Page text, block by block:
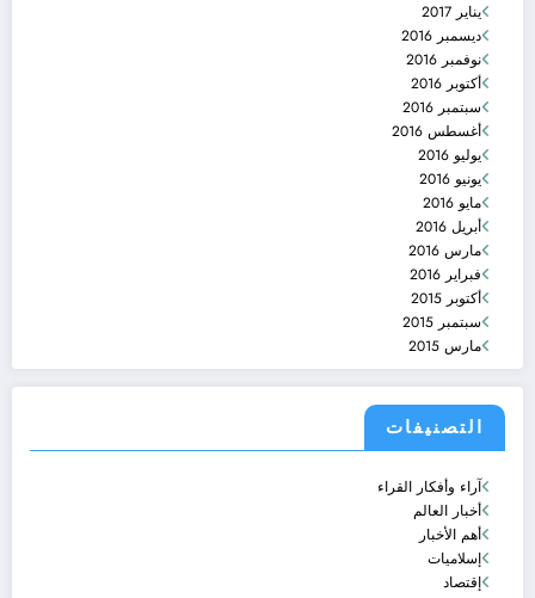
يناير 2017
ديسمبر 2016
نوفمبر 2016
أكتوبر 2016
سبتمبر 2016
أغسطس 2016
يوليو 2016
يونيو 2016
مايو 2016
أبريل 2016
مارس 2016
فبراير 2016
أكتوبر 2015
سبتمبر 2015
مارس 2015
التصنيفات
آراء وأفكار القراء
أخبار العالم
أهم الأخبار
إسلاميات
إقتصاد